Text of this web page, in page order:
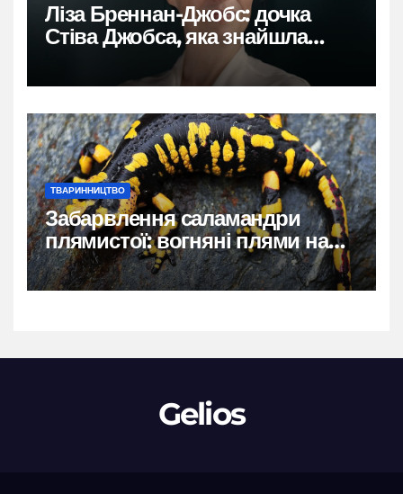
Ліза Бреннан-Джобс: дочка
Стіва Джобса, яка знайшла
власний голос
ТВАРИННИЦТВО
Забарвлення саламандри
плямистої: вогняні плями на
чорному тлі
Gelios